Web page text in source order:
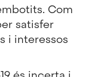
Com
satisfer
i interessos